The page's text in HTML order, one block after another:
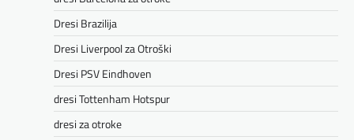
Dresi Brazilija
Dresi Liverpool za Otroški
Dresi PSV Eindhoven
dresi Tottenham Hotspur
dresi za otroke